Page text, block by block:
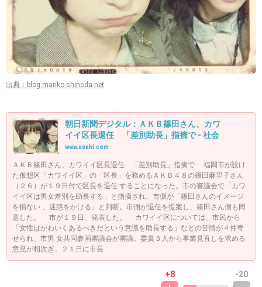
出典：blog.mariko-shinoda.net
朝日新聞デジタル：ＡＫＢ篠田さん、カワ
イイ区長退任 「差別助長」指摘で - 社会
www.asahi.com
ＡＫＢ篠田さん、カワイイ区長退任 「差別助長」指摘で 福岡市が設け
た仮想区「カワイイ区」の「区長」を務めるＡＫＢ４８の篠田麻里子さん
（２６）が１９日付で区長を退任 することになった。市の審議会で「カワ
イイ区は男女差別を助長する」と指摘され、市側が「篠田さんのイメージ
を損ない 、迷惑をかける」と判断。市側が退任を提案し、篠田さん側も同
意した。 市が１９日、発表した。 カワイイ区については、市民から
「女性はかわいくあるべきだという意識を助長する」などの苦情が４件寄
せられ、市男 女共同参画審議会が審議。委員３人から事業見直しを求める
意見が相次ぎ、２１日に市長
+8 -20